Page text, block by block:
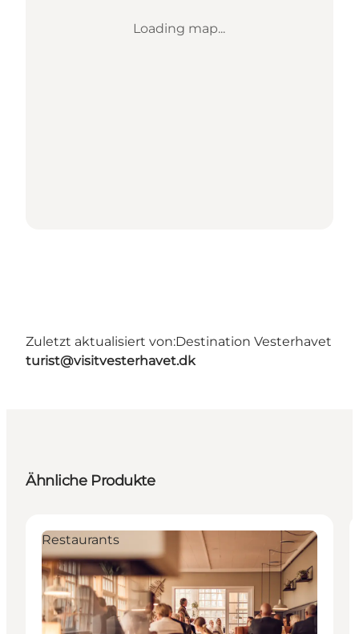
Loading map...
Zuletzt aktualisiert von:Destination Vesterhavet
turist@visitvesterhavet.dk
Ähnliche Produkte
Restaurants